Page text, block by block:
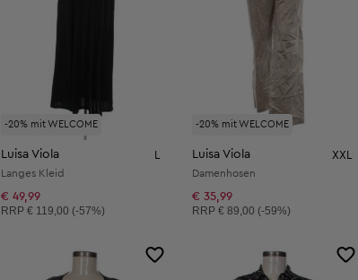
-20% mit WELCOME
Luisa Viola
Langes Kleid
€ 49,99
Unverbindliche Preisempfehlung:
RRP € 119,00 (-57%)
-20% mit WELCOME
Luisa Viola XXL
Damenhosen
€ 35,99
Unverbindliche Preisempfehlung:
RRP € 89,00 (-59%)